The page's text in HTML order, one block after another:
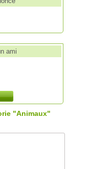
ami
"Animaux"